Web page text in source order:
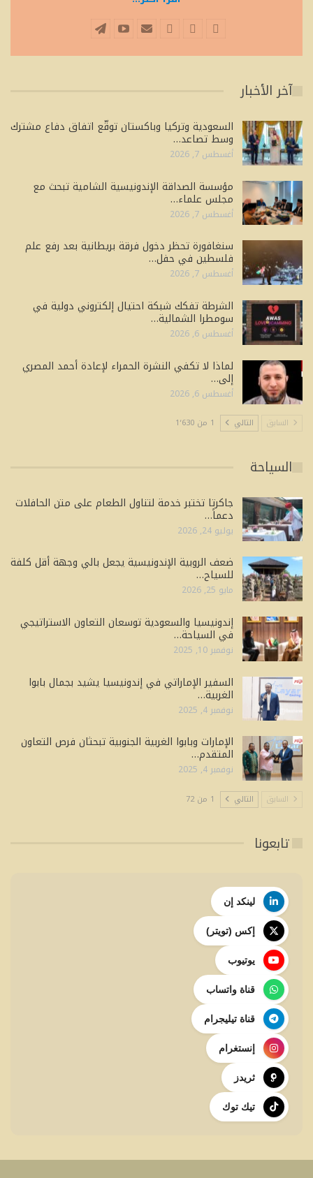
آخر الأخبار
السعودية وتركيا وباكستان توقّع اتفاق دفاع مشترك
وسط تصاعد…
أغسطس 7, 2026
مؤسسة الصداقة الإندونيسية الشامية تبحث مع
مجلس علماء…
أغسطس 7, 2026
سنغافورة تحظر دخول فرقة بريطانية بعد رفع علم
فلسطين في حفل…
أغسطس 7, 2026
الشرطة تفكك شبكة احتيال إلكتروني دولية في
سومطرا الشمالية…
أغسطس 6, 2026
لماذا لا تكفي النشرة الحمراء لإعادة أحمد المصري
إلى…
أغسطس 6, 2026
السابق التالي 1 من 1٬630
السياحة
جاكرتا تختبر خدمة لتناول الطعام على متن الحافلات
دعماً…
يوليو 24, 2026
ضعف الروبية الإندونيسية يجعل بالي وجهة أقل كلفة
للسياح…
مايو 25, 2026
إندونيسيا والسعودية توسعان التعاون الاستراتيجي
في السياحة…
نوفمبر 10, 2025
السفير الإماراتي في إندونيسيا يشيد بجمال بابوا
الغربية…
نوفمبر 4, 2025
الإمارات وبابوا الغربية الجنوبية تبحثان فرص التعاون
المتقدم…
نوفمبر 4, 2025
السابق التالي 1 من 72
تابعونا
لينكد إن
إكس (تويتر)
يوتيوب
قناة واتساب
قناة تيليجرام
إنستغرام
ثريدز
تيك توك